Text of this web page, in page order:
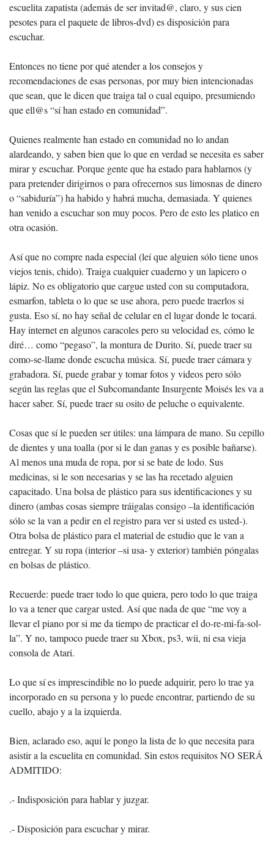
escuelita zapatista (además de ser invitad@, claro, y sus cien
pesotes para el paquete de libros-dvd) es disposición para
escuchar.
Entonces no tiene por qué atender a los consejos y
recomendaciones de esas personas, por muy bien intencionadas
que sean, que le dicen que traiga tal o cual equipo, presumiendo
que ell@s “sí han estado en comunidad”.
Quienes realmente han estado en comunidad no lo andan
alardeando, y saben bien que lo que en verdad se necesita es saber
mirar y escuchar. Porque gente que ha estado para hablarnos (y
para pretender dirigirnos o para ofrecernos sus limosnas de dinero
o “sabiduría”) ha habido y habrá mucha, demasiada. Y quienes
han venido a escuchar son muy pocos. Pero de esto les platico en
otra ocasión.
Así que no compre nada especial (leí que alguien sólo tiene unos
viejos tenis, chido). Traiga cualquier cuaderno y un lapicero o
lápiz. No es obligatorio que cargue usted con su computadora,
esmarfon, tableta o lo que se use ahora, pero puede traerlos si
gusta. Eso sí, no hay señal de celular en el lugar donde le tocará.
Hay internet en algunos caracoles pero su velocidad es, cómo le
diré… como “pegaso”, la montura de Durito. Sí, puede traer su
como-se-llame donde escucha música. Sí, puede traer cámara y
grabadora. Sí, puede grabar y tomar fotos y videos pero sólo
según las reglas que el Subcomandante Insurgente Moisés les va a
hacer saber. Sí, puede traer su osito de peluche o equivalente.
Cosas que sí le pueden ser útiles: una lámpara de mano. Su cepillo
de dientes y una toalla (por si le dan ganas y es posible bañarse).
Al menos una muda de ropa, por si se bate de lodo. Sus
medicinas, si le son necesarias y se las ha recetado alguien
capacitado. Una bolsa de plástico para sus identificaciones y su
dinero (ambas cosas siempre tráigalas consigo –la identificación
sólo se la van a pedir en el registro para ver si usted es usted-).
Otra bolsa de plástico para el material de estudio que le van a
entregar. Y su ropa (interior –si usa- y exterior) también póngalas
en bolsas de plástico.
Recuerde: puede traer todo lo que quiera, pero todo lo que traiga
lo va a tener que cargar usted. Así que nada de que “me voy a
llevar el piano por si me da tiempo de practicar el do-re-mi-fa-sol-
la”. Y no, tampoco puede traer su Xbox, ps3, wii, ni esa vieja
consola de Atari.
Lo que sí es imprescindible no lo puede adquirir, pero lo trae ya
incorporado en su persona y lo puede encontrar, partiendo de su
cuello, abajo y a la izquierda.
Bien, aclarado eso, aquí le pongo la lista de lo que necesita para
asistir a la escuelita en comunidad. Sin estos requisitos NO SERÁ
ADMITIDO:
.- Indisposición para hablar y juzgar.
.- Disposición para escuchar y mirar.